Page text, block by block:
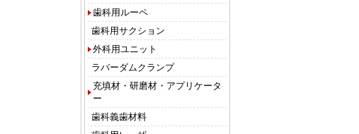
歯科用ルーペ
歯科用サクション
外科用ユニット
ラバーダムクランプ
充填材・研磨材・アプリケータ
ー
歯科義歯材料